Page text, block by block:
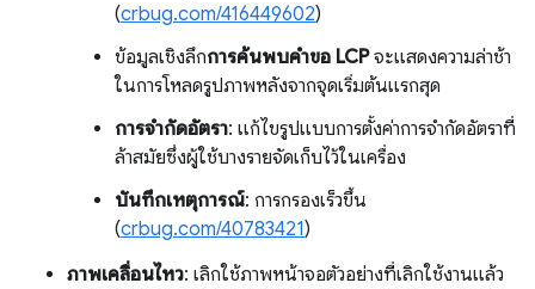
(crbug.com/416449602)
ข้อมูลเชิงลึกการค้นพบคำขอ LCPจะแสดงความล่าช้า
ในการโหลดรูปภาพหลังจากจุดเริ่มต้นแรกสุด
การจำกัดอัตรา: แก้ไขรูปแบบการตั้งค่าการจำกัดอัตราที่
ล้าสมัยซึ่งผู้ใช้บางรายจัดเก็บไว้ในเครื่อง
บันทึกเหตุการณ์: การกรองเร็วขึ้น
(crbug.com/40783421)
ภาพเคลื่อนไหว: เลิกใช้ภาพหน้าจอตัวอย่างที่เลิกใช้งานแล้ว